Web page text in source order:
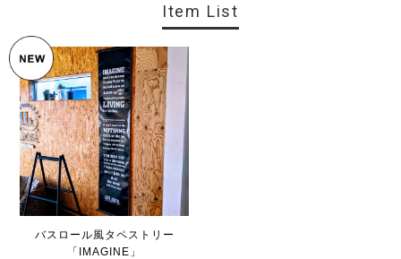
Item List
バスロール風タペストリー
「IMAGINE」